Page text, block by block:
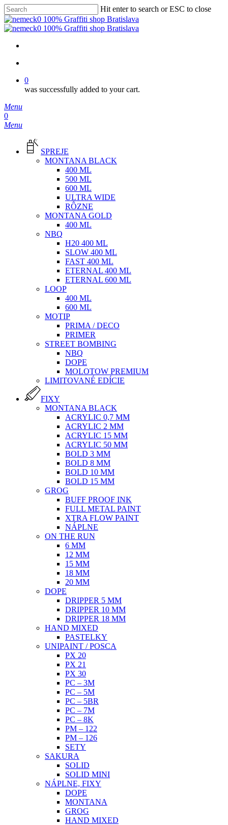
Skip
to
main
Hit enter to search or ESC to close
Close
Search
0
was successfully added to your cart.
Menu
search
0
Menu
SPREJE
MONTANA BLACK
400 ML
500 ML
600 ML
ULTRA WIDE
RÔZNE
MONTANA GOLD
400 ML
NBQ
H20 400 ML
SLOW 400 ML
FAST 400 ML
ETERNAL 400 ML
ETERNAL 600 ML
LOOP
400 ML
600 ML
MOTIP
PRIMA / DECO
PRIMER
STREET BOMBING
NBQ
DOPE
MOLOTOW PREMIUM
LIMITOVANÉ EDÍCIE
FIXY
MONTANA BLACK
ACRYLIC 0,7 MM
ACRYLIC 2 MM
ACRYLIC 15 MM
ACRYLIC 50 MM
BOLD 3 MM
BOLD 8 MM
BOLD 10 MM
BOLD 15 MM
GROG
BUFF PROOF INK
FULL METAL PAINT
XTRA FLOW PAINT
NÁPLNE
ON THE RUN
6 MM
12 MM
15 MM
18 MM
20 MM
DOPE
DRIPPER 5 MM
DRIPPER 10 MM
DRIPPER 18 MM
HAND MIXED
PASTELKY
UNIPAINT / POSCA
PX 20
PX 21
PX 30
PC – 3M
PC – 5M
PC – 5BR
PC – 7M
PC – 8K
PM – 122
PM – 126
SETY
SAKURA
SOLID
SOLID MINI
NÁPLNE, FIXY
DOPE
MONTANA
GROG
HAND MIXED